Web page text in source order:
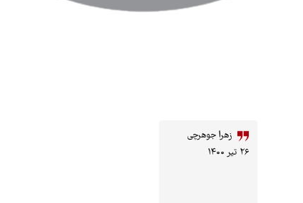
زهرا جوهرچی
۲۶ تیر ۱۴۰۰